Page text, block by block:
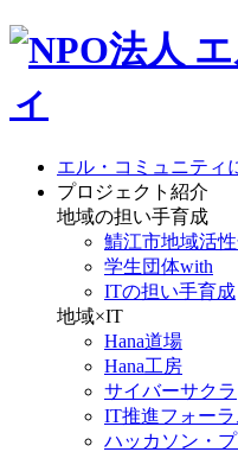
エル・コミュニティ
プロジェクト紹介
地域の担い手育成
鯖江市地域活
学生団体with
ITの担い手育成
地域×IT
Hana道場
Hana工房
サイバーサクラ
IT推進フォーラ
ハッカソン・